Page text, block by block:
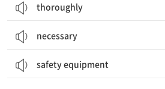
thoroughly
necessary
safety equipment